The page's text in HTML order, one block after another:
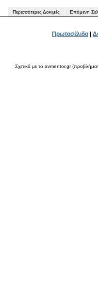
Περισσότερες Δοκιμές
Επόμενη
Πρωτοσέλιδο |
Σχετικά με το avmentor.gr